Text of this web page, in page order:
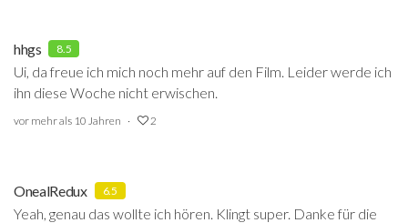
hhgs 8.5
Ui, da freue ich mich noch mehr auf den Film. Leider werde ich
ihn diese Woche nicht erwischen.
vor mehr als 10 Jahren 2
OnealRedux 6.5
Yeah, genau das wollte ich hören. Klingt super. Danke für die